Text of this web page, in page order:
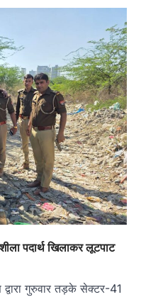
पदार्थ खिलाकर लूटपाट
गुरुवार तड़के सेक्टर-41